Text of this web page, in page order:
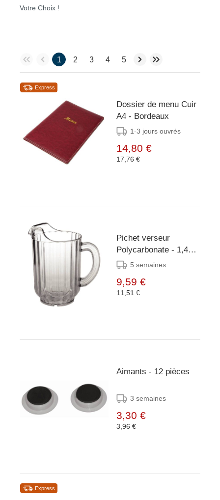
Votre Choix !
1 2 3 4 5
Express
Dossier de menu Cuir
A4 - Bordeaux
1-3 jours ouvrés
14,80 €
17,76 €
Pichet verseur
Polycarbonate - 1,4
litres5 semaines
9,59 €
11,51 €
Aimants - 12 pièces
3 semaines
3,30 €
3,96 €
Express